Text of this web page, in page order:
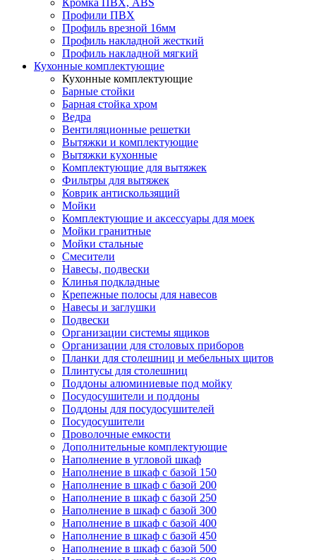
Кромка ПВХ, ABS
Профили ПВХ
Профиль врезной 16мм
Профиль накладной жесткий
Профиль накладной мягкий
Кухонные комплектующие
Кухонные комплектующие
Барные стойки
Барная стойка хром
Ведра
Вентиляционные решетки
Вытяжки и комплектующие
Вытяжки кухонные
Комплектующие для вытяжек
Фильтры для вытяжек
Коврик антискользящий
Мойки
Комплектующие и аксессуары для моек
Мойки гранитные
Мойки стальные
Смесители
Навесы, подвески
Клинья подкладные
Крепежные полосы для навесов
Навесы и заглушки
Подвески
Организации системы ящиков
Организации для столовых приборов
Планки для столешниц и мебельных щитов
Плинтусы для столешниц
Поддоны алюминиевые под мойку
Посудосушители и поддоны
Поддоны для посудосушителей
Посудосушители
Проволочные емкости
Дополнительные комплектующие
Наполнение в угловой шкаф
Наполнение в шкаф с базой 150
Наполнение в шкаф с базой 200
Наполнение в шкаф с базой 250
Наполнение в шкаф с базой 300
Наполнение в шкаф с базой 400
Наполнение в шкаф с базой 450
Наполнение в шкаф с базой 500